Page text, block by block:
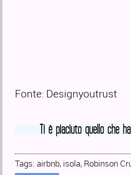
Fonte: Designyoutrust
Ti è piaciuto quello che
Tags: airbnb, isola, Robinson